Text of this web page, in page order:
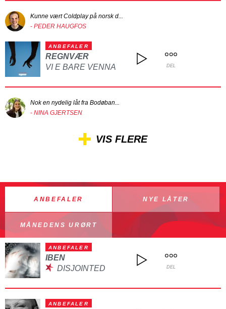
Kunne vært Coldplay på norsk d...
- PEDER HAUGFOS
ANBEFALER
REGNVÆR
VI E BARE VENNA
DEL
Nok en nydelig låt fra Bodøban...
- NINA GJERTSEN
VIS FLERE
ANBEFALER NYE LÅTER
MÅNEDENS URØRT
ANBEFALER
IBEN
DISJOINTED
DEL
ANBEFALER